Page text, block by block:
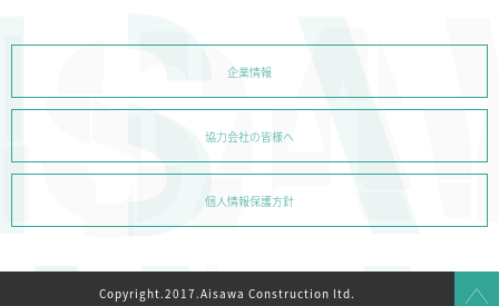
企業情報
協力会社の皆様へ
個人情報保護方針
Copyright.2017.Aisawa Construction ltd.